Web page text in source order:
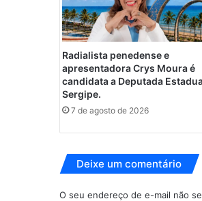
e
E
m
e
r
s
o
n
a
o
é
Radialista penedense e
apresentadora Crys Moura é
candidata a Deputada
Sergipe.
7 de agosto de 2026
Deixe um comentário
O seu endereço de e-mail não